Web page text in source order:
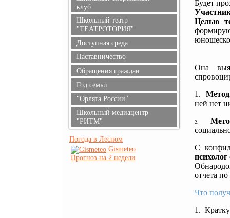
клуб
Школьный театр
"ТЕАТРОТОРИЯ"
Доступная среда
Наставничество
Обращения граждан
Год семьи
"Орлята России"
Школьный медиацентр
"РИТМ"
Погода в Лесном
Gismeteo
Прогноз на 2 недели
Будет
Целью
Она
1.
ней нет
2.
С
психолог
отчета
Что
1.